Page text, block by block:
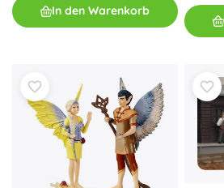
In den Warenkorb